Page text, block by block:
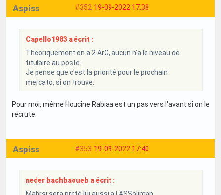
#352 19-09-2022 17:38
Aspiss
Capello1983 a écrit :
Theoriquement on a 2 ArG, aucun n'a le niveau de
titulaire au poste.
Je pense que c'est la priorité pour le prochain
mercato, si on trouve.
Pour moi, même Houcine Rabiaa est un pas vers l'avant si on le
recrute.
#353 19-09-2022 17:40
Aspiss
neder bachbaoueb a écrit :